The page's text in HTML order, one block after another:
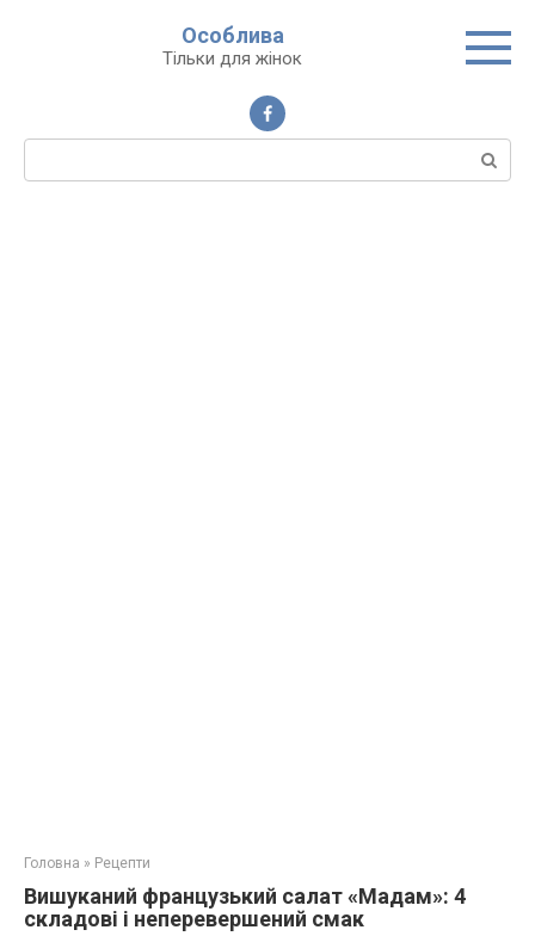
Особлива
Тільки для жінок
Пошук:
Головна » Рецепти
Вишуканий французький салат «Мадам»: 4
складові і неперевершений смак